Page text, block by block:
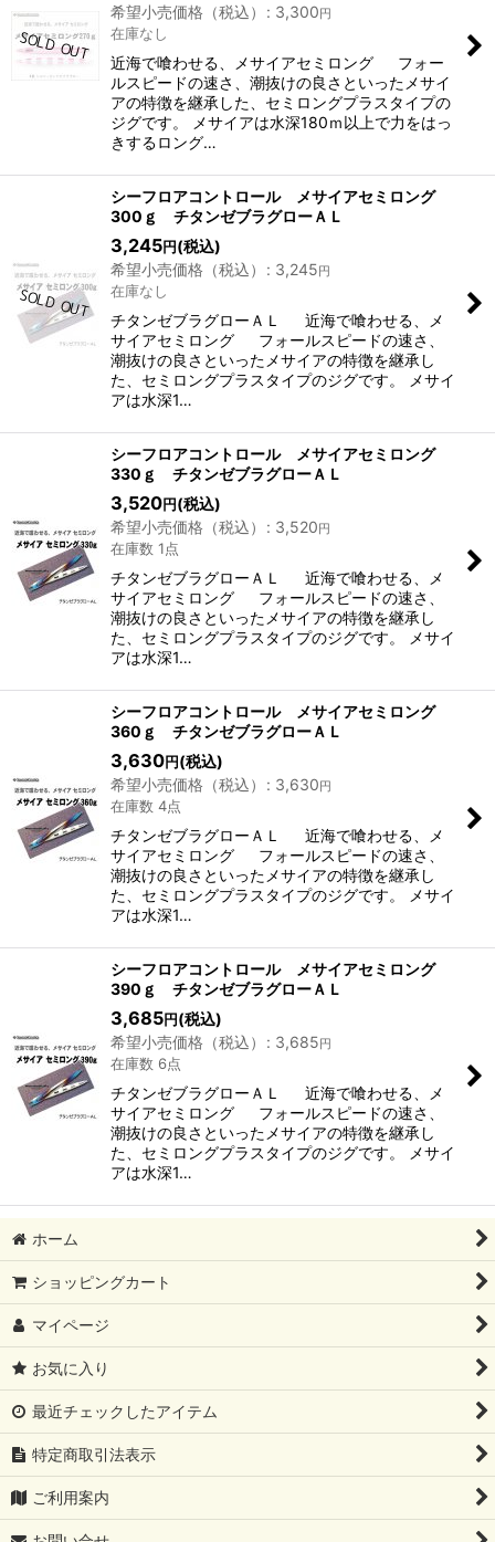
希望小売価格（税込）
: 3,300円
在庫なし
近海で喰わせる、メサイアセミロング フォー
ルスピードの速さ、潮抜けの良さといったメサイ
アの特徴を継承した、セミロングプラスタイプの
ジグです。 メサイアは水深180ｍ以上で力をはっ
きするロング…
シーフロアコントロール メサイアセミロング
300ｇ チタンゼブラグローＡＬ
3,245円(税込)
希望小売価格（税込）
: 3,245円
在庫なし
チタンゼブラグローＡＬ 近海で喰わせる、メ
サイアセミロング フォールスピードの速さ、
潮抜けの良さといったメサイアの特徴を継承し
た、セミロングプラスタイプのジグです。 メサイ
アは水深1…
シーフロアコントロール メサイアセミロング
330ｇ チタンゼブラグローＡＬ
3,520円(税込)
希望小売価格（税込）
: 3,520円
在庫数 1点
チタンゼブラグローＡＬ 近海で喰わせる、メ
サイアセミロング フォールスピードの速さ、
潮抜けの良さといったメサイアの特徴を継承し
た、セミロングプラスタイプのジグです。 メサイ
アは水深1…
シーフロアコントロール メサイアセミロング
360ｇ チタンゼブラグローＡＬ
3,630円(税込)
希望小売価格（税込）
: 3,630円
在庫数 4点
チタンゼブラグローＡＬ 近海で喰わせる、メ
サイアセミロング フォールスピードの速さ、
潮抜けの良さといったメサイアの特徴を継承し
た、セミロングプラスタイプのジグです。 メサイ
アは水深1…
シーフロアコントロール メサイアセミロング
390ｇ チタンゼブラグローＡＬ
3,685円(税込)
希望小売価格（税込）
: 3,685円
在庫数 6点
チタンゼブラグローＡＬ 近海で喰わせる、メ
サイアセミロング フォールスピードの速さ、
潮抜けの良さといったメサイアの特徴を継承し
た、セミロングプラスタイプのジグです。 メサイ
アは水深1…
ホーム
ショッピングカート
マイページ
お気に入り
最近チェックしたアイテム
特定商取引法表示
ご利用案内